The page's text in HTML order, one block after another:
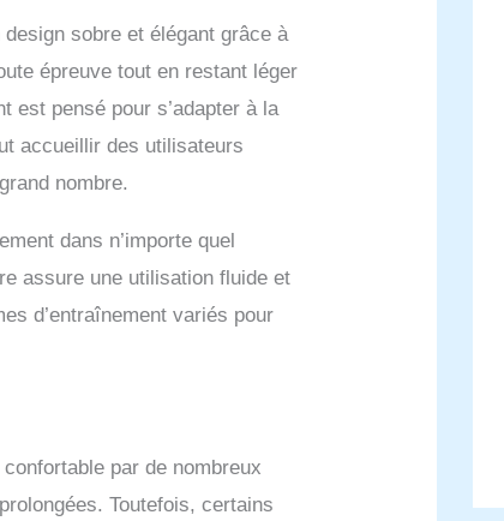
: Depuis la console, 21
selon un parcours donné. Le
ergonomique et confortable,
98cm. Réglage de la selle
HOME TRAINER - Le
avec 9 fonctions intégrées,
secondes. Le vélo
les fonctions suivantes :
séance, Vitesse:
h, Calories: Estimation des
Par Minute (BPM),
Cardio Master possède
les pièces d’usures.
sobre et élégant grâce à
épreuve tout en restant léger
est pensé pour s’adapter à la
accueillir des utilisateurs
nombre.
dans n’importe quel
assure une utilisation fluide et
d’entraînement variés pour
par de nombreux
Toutefois, certains